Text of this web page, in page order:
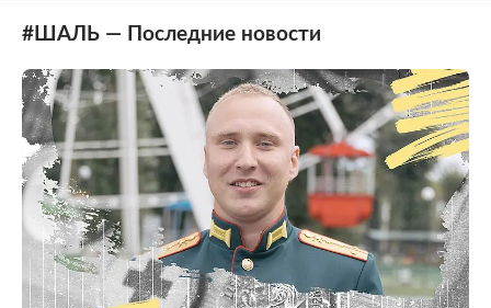
#ШАЛЬ — Последние новости